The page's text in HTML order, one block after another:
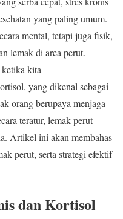
yang paling umum.
mental, tetapi juga fisik,
lemak di area perut.
kita
yang dikenal sebagai
orang berupaya menjaga
teratur, lemak perut
Artikel ini akan membahas
perut, serta strategi efektif
dan Kortisol